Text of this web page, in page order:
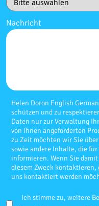
Nachricht
Helen Doron English
schützen und zu
Daten nur zur Verwaltung
von Ihnen angeforderten
zu Zeit möchten wir Sie
sowie andere Inhalte, die
informieren. Wenn Sie
diesem Zweck kontaktieren,
uns kontaktiert werden
Ich stimme zu, weitere